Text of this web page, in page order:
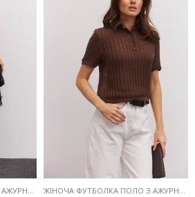
ЖІНОЧА ФУТБОЛКА ПОЛО З АЖУРНОЇ В`ЯЗКИ ЧОРНОГО КОЛЬОРУ ЖІНОЧА ФУТБОЛКА ПОЛО З АЖУРНОЇ В`ЯЗКИ ШОКОЛАДНОГО КОЛЬОРУ